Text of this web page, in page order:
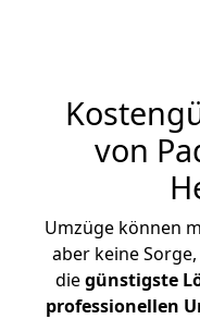
von
Umzüge können
aber keine
diegünstigste
professionellen